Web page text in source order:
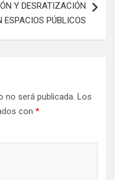
Y DESRATIZACIÓN
ESPACIOS PÚBLICOS
no será publicada. Los
con *